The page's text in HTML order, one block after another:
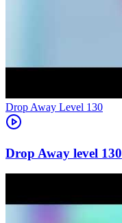
Level 130
130